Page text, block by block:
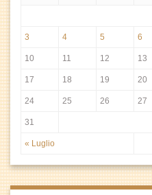
« Luglio
3 4 5 6
10 11 12 13
17 18 19 20
24 25 26 27
31